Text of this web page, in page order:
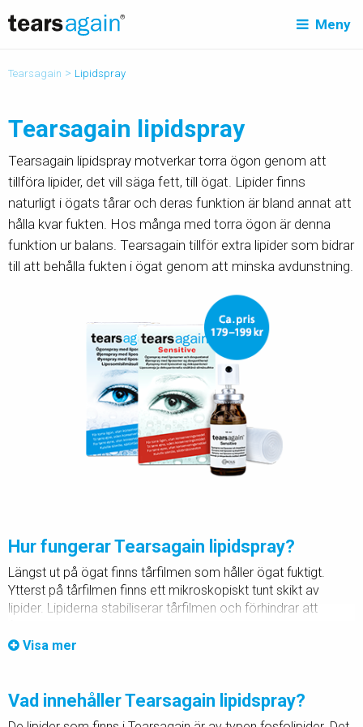
Meny
Tearsagain > Lipidspray
Tearsagain lipidspray
Tearsagain lipidspray motverkar torra ögon genom att
tillföra lipider, det vill säga fett, till ögat. Lipider finns
naturligt i ögats tårar och deras funktion är bland annat att
hålla kvar fukten. Hos många med torra ögon är denna
funktion ur balans. Tearsagain tillför extra lipider som bidrar
till att behålla fukten i ögat genom att minska avdunstning.
Hur fungerar Tearsagain lipidspray?
Längst ut på ögat finns tårfilmen som håller ögat fuktigt.
Ytterst på tårfilmen finns ett mikroskopiskt tunt skikt av
lipider. Lipiderna stabiliserar tårfilmen och förhindrar att
ögonlockskanten. När man sedan blinkar, fördelas lipiderna
över ögats yta och reparerar det trasiga lipidskiktet. När
Visa mer
Vad innehåller Tearsagain lipidspray?